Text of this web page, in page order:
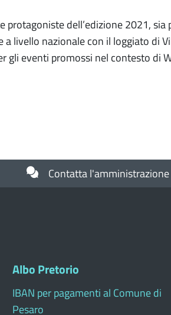
protagoniste dell’edizione 2021, sia
a livello nazionale con il loggiato di
gli eventi promossi nel contesto di
Contatta l'amministrazione
Albo Pretorio
IBAN per pagamenti al Comune di
Pesaro